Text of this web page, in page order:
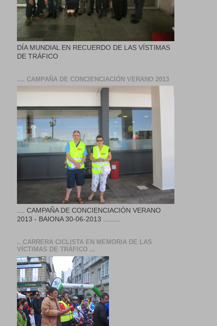
DÍA MUNDIAL EN RECUERDO DE LAS VÍSTIMAS
DE TRÁFICO
.... CAMPAÑA DE CONCIENCIACIÓN VERANO 2013
.... CAMPAÑA DE CONCIENCIACIÓN VERANO
2013 - BAIONA 30-06-2013 .........
.. CARRERA CICLISTA EN MEMORIA DE LAS
VÍCTIMAS DE TRÁFICO ...